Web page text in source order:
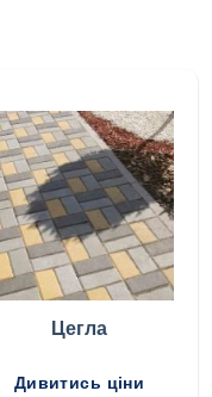
Цегла
Дивитись ціни